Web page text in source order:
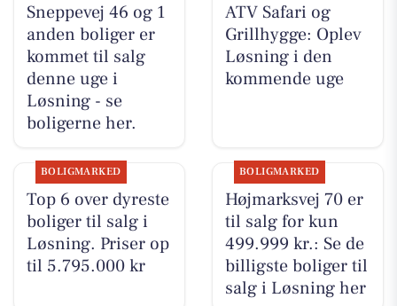
Sneppevej 46 og 1
anden boliger er
kommet til salg
denne uge i
Løsning - se
boligerne her.
ATV Safari og
Grillhygge: Oplev
Løsning i den
kommende uge
BOLIGMARKED
Top 6 over dyreste
boliger til salg i
Løsning. Priser op
til 5.795.000 kr
BOLIGMARKED
Højmarksvej 70 er
til salg for kun
499.999 kr.: Se de
billigste boliger til
salg i Løsning her